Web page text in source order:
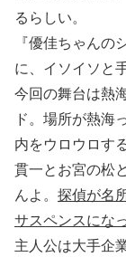
るらしい。
『優佳ちゃんの
に、イソイソと
今回の舞台は熱
ド。場所が熱海
内をウロウロす
貫一とお宮の松
んよ。 探偵が名
サスペンスにな
主人公は大手企